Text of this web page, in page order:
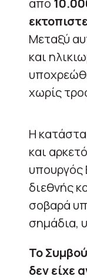
Μεταξύ
και
χωρίς
Η
και
υπουργός
διεθνής
σοβαρά
σημάδια,
Το
δεν είχε